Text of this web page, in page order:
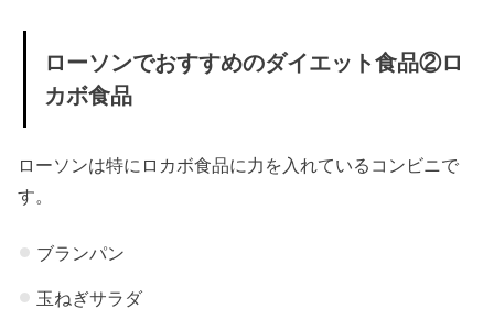
ローソンでおすすめのダイエット食品②ロ
カボ食品
ローソンは特にロカボ食品に力を入れているコンビニで
す。
ブランパン
玉ねぎサラダ